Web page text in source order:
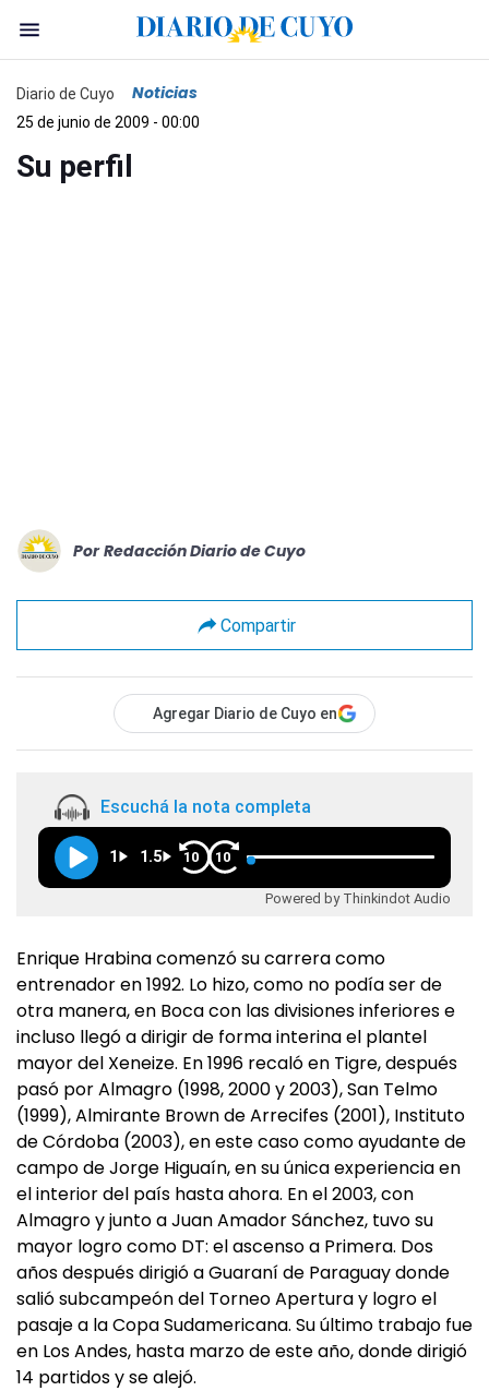
Diario de Cuyo Noticias
25 de junio de 2009 - 00:00
Su perfil
Por Redacción Diario de Cuyo
Compartir
Agregar Diario de Cuyo en
Escuchá la nota completa
1 1.5 10 10
Powered by Thinkindot Audio
Enrique Hrabina comenzó su carrera como
entrenador en 1992. Lo hizo, como no podía ser de
otra manera, en Boca con las divisiones inferiores e
incluso llegó a dirigir de forma interina el plantel
mayor del Xeneize. En 1996 recaló en Tigre, después
pasó por Almagro (1998, 2000 y 2003), San Telmo
(1999), Almirante Brown de Arrecifes (2001), Instituto
de Córdoba (2003), en este caso como ayudante de
campo de Jorge Higuaín, en su única experiencia en
el interior del país hasta ahora. En el 2003, con
Almagro y junto a Juan Amador Sánchez, tuvo su
mayor logro como DT: el ascenso a Primera. Dos
años después dirigió a Guaraní de Paraguay donde
salió subcampeón del Torneo Apertura y logro el
pasaje a la Copa Sudamericana. Su último trabajo fue
en Los Andes, hasta marzo de este año, donde dirigió
14 partidos y se alejó.